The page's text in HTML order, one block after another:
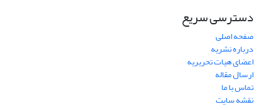
دسترسی سریع
صفحه اصلی
درباره نشریه
اعضای هیات تحریریه
ارسال مقاله
تماس با ما
نقشه سایت